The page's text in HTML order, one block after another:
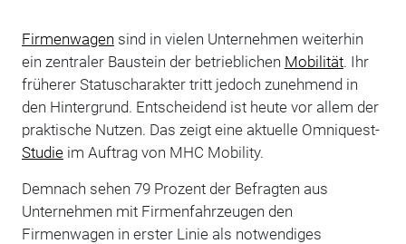
Firmenwagen sind in vielen Unternehmen weiterhin
ein zentraler Baustein der betrieblichen Mobilität. Ihr
früherer Statuscharakter tritt jedoch zunehmend in
den Hintergrund. Entscheidend ist heute vor allem der
praktische Nutzen. Das zeigt eine aktuelle Omniquest-
Studieim Auftrag von MHC Mobility.
Demnach sehen 79 Prozent der Befragten aus
Unternehmen mit Firmenfahrzeugen den
Firmenwagen in erster Linie als notwendiges